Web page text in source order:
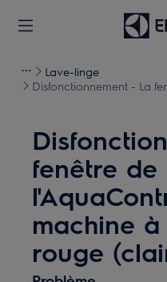
Lave-linge
Disfonctionnement - La
fenêtre de
machine
rouge